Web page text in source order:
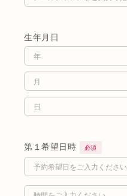
生年月日
第１希望日時 必須